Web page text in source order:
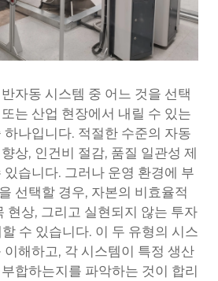
자동 시스템 중 어느 것을 선택
는 산업 현장에서 내릴 수 있는
하나입니다. 적절한 수준의 자동
상, 인건비 절감, 품질 일관성 제
있습니다. 그러나 운영 환경에 부
선택할 경우, 자본의 비효율적
현상, 그리고 실현되지 않는 투자
수 있습니다. 이 두 유형의 시스
이해하고, 각 시스템이 특정 생산
합하는지를 파악하는 것이 합리